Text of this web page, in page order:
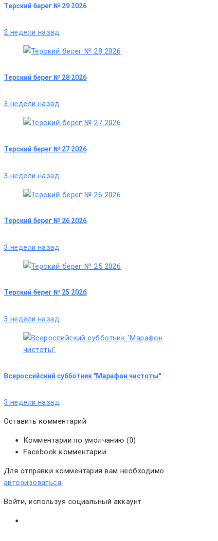
Терский берег № 29 2026
2 недели назад
Терский берег № 28 2026
3 недели назад
Терский берег № 27 2026
3 недели назад
Терский берег № 26 2026
3 недели назад
Терский берег № 25 2026
3 недели назад
Всероссийский субботник "Марафон чистоты"
3 недели назад
Оставить комментарий
Комментарии по умолчанию (0)
Facebook комментарии
Для отправки комментария вам необходимо
авторизоваться.
Войти, используя социальный аккаунт